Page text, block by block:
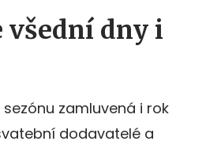
všední dny i
zamluvená i rok
dodavatelé a